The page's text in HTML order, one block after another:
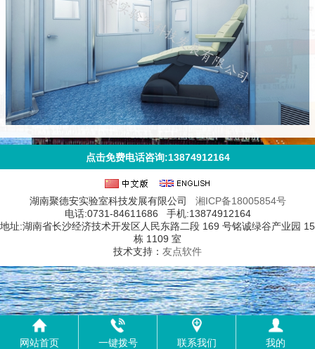
点击免费电话咨询:13874912164
湖南聚德安实验室科技发展有限公司 湘ICP备18005854号
电话:0731-84611686 手机:13874912164
地址:湖南省长沙经济技术开发区人民东路二段 169 号铭诚绿谷产业园 15
栋 1109 室
技术支持： 友点软件
网站首页 一键拨号 联系我们 我的